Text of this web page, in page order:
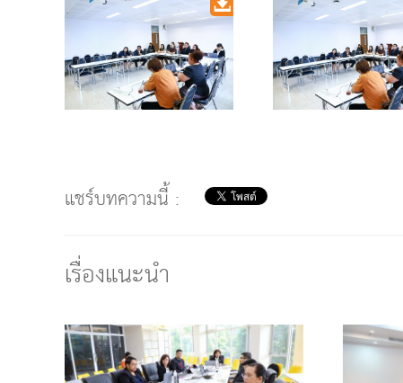
แชร์บทความนี้ :
เรื่องแนะนำ